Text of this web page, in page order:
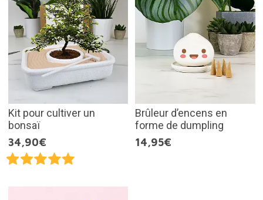
Kit pour cultiver un
bonsaï
34,90€
Brûleur d’encens en
forme de dumpling
14,95€